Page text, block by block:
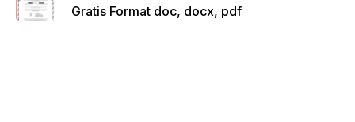
Gratis Format doc, docx, pdf